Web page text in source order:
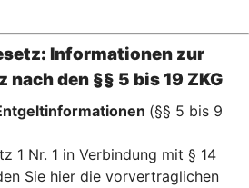
Informationen zur
den §§ 5 bis 19 ZKG
(§§ 5 bis 9
1 Nr. 1 in Verbindung mit § 14
Sie hier die vorvertraglichen